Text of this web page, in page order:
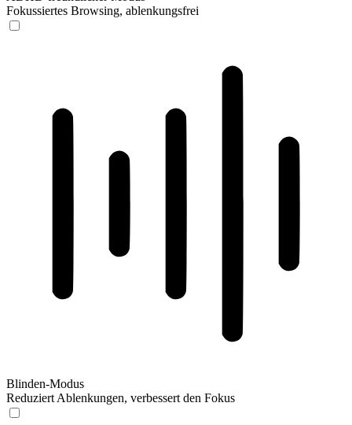
Fokussiertes Browsing, ablenkungsfrei
Blinden-Modus
Reduziert Ablenkungen, verbessert den Fokus